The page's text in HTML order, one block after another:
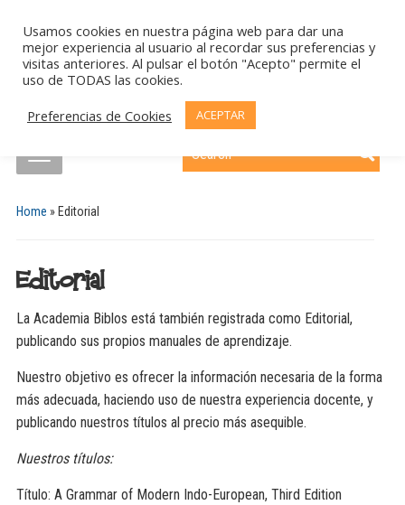
Academia de ESO, Bachillerato y Universidad en Badajoz
Home » Editorial
Editorial
La Academia Biblos está también registrada como Editorial,
publicando sus propios manuales de aprendizaje.
Nuestro objetivo es ofrecer la información necesaria de la forma
más adecuada, haciendo uso de nuestra experiencia docente, y
publicando nuestros títulos al precio más asequible.
Nuestros títulos:
Título: A Grammar of Modern Indo-European, Third Edition
Usamos cookies en nuestra página web para dar una
mejor experiencia al usuario al recordar sus preferencias y
visitas anteriores. Al pulsar el botón "Acepto" permite el
uso de TODAS las cookies.
Preferencias de Cookies
ACEPTAR